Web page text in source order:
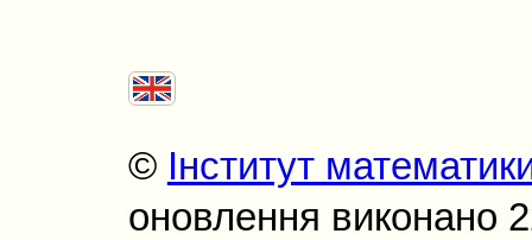
© Інститут
оновлення виконано